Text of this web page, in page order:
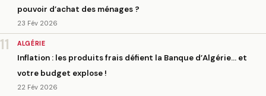
pouvoir d’achat des ménages ?
23 Fév 2026
11 ALGÉRIE
Inflation : les produits frais défient la Banque d’Algérie… et
votre budget explose !
22 Fév 2026